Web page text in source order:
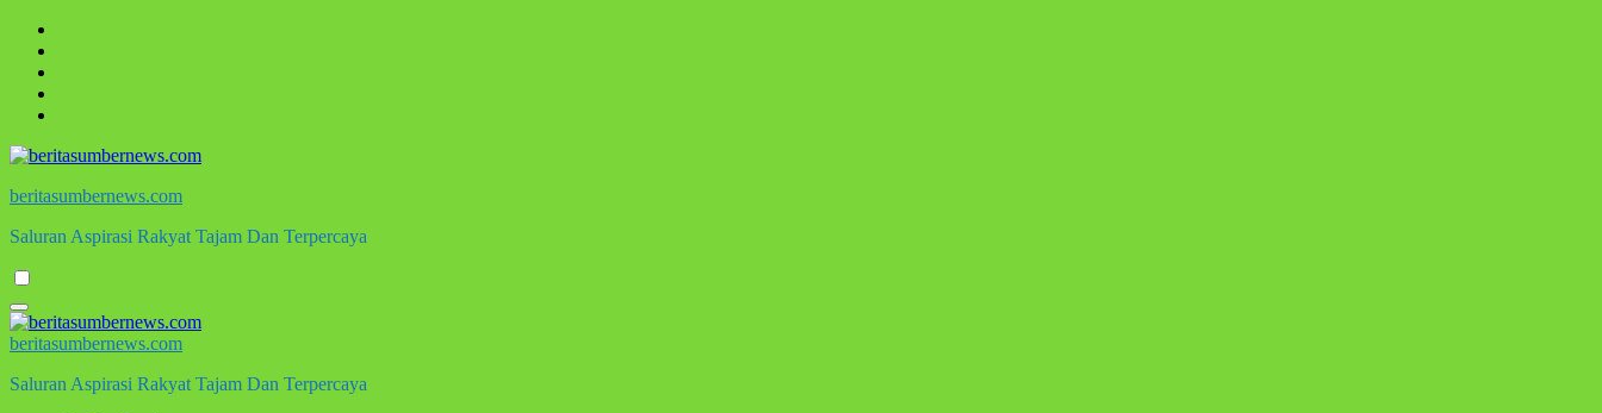
Skip
content
beritasumbernews.com
Saluran Aspirasi Rakyat Tajam Dan Terpercaya
beritasumbernews.com
Saluran Aspirasi Rakyat Tajam Dan Terpercaya